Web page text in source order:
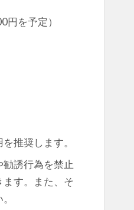
を予定）
推奨します。
誘行為を禁止
す。また、そ